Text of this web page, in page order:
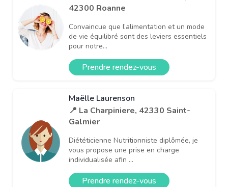
42300 Roanne
Convaincue que l’alimentation et un mode
de vie équilibré sont des leviers essentiels
pour notre...
Prendre rendez-vous
Maëlle Laurenson
📍 La Charpiniere, 42330 Saint-
Galmier
Diététicienne Nutritionniste diplômée, je
vous propose une prise en charge
individualisée afin ...
Prendre rendez-vous